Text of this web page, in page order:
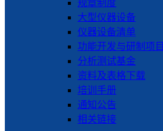
规章制度
大型仪器设备
仪器设备清单
功能开发与研制项目
分析测试基金
资料及表格下载
培训手册
通知公告
相关链接